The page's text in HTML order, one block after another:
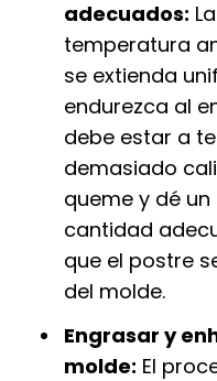
adecuados:
temperatura
se extienda
endurezca al
debe estar a
demasiado
queme y dé
cantidad
que el postre
del molde.
Engrasar y
molde: El